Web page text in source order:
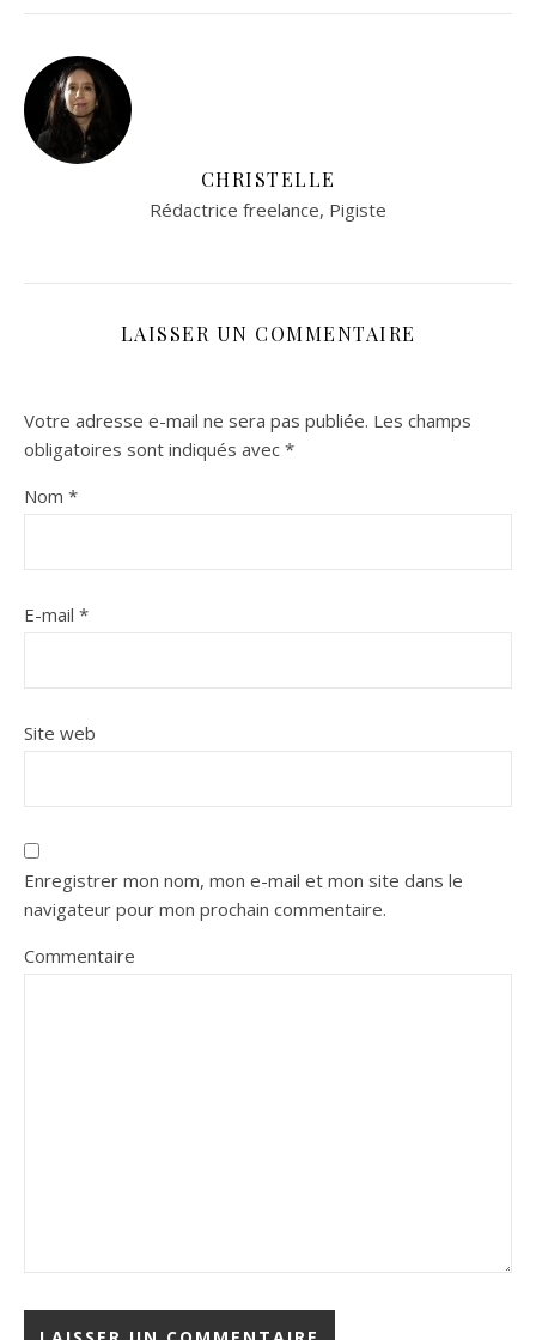
CHRISTELLE
Rédactrice freelance, Pigiste
LAISSER UN COMMENTAIRE
Votre adresse e-mail ne sera pas publiée. Les champs
obligatoires sont indiqués avec *
Nom *
E-mail *
Site web
Enregistrer mon nom, mon e-mail et mon site dans le
navigateur pour mon prochain commentaire.
Commentaire